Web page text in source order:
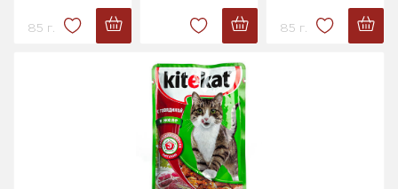
85 г. 85 г.